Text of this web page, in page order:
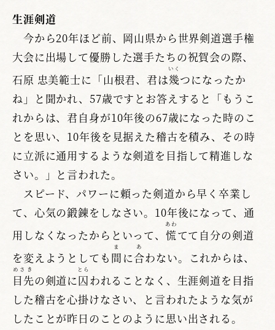
生涯剣道
今から20年ほど前、岡山県から世界剣道選手権
大会に出場して優勝した選手たちの祝賀会の際、
石原 忠美範士に「山根君、君は幾
いく
つになったか
ね」と聞かれ、57歳ですとお答えすると「もうこ
れからは、君自身が10年後の67歳になった時のこ
とを思い、10年後を見据えた稽古を積み、その時
に立派に通用するような剣道を目指して精進しな
さい。」と言われた。
スピード、パワーに頼った剣道から早く卒業し
て、心気の鍛錬をしなさい。10年後になって、通
用しなくなったからといって、 慌
あわ
てて自分の剣道
を変えようとしても 間
ま
に合
あ
わない。これからは、
目先
めさき
の剣道に囚
とら
われることなく、生涯剣道を目指
した稽古を心掛けなさい、と言われたような気が
したことが昨日のことのように思い出される。